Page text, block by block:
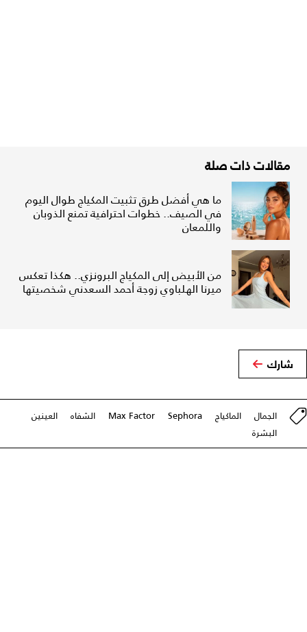
مقالات ذات صلة
ما هي أفضل طرق تثبيت المكياج طوال اليوم
في الصيف.. خطوات احترافية تمنع الذوبان
واللمعان
من الأبيض إلى المكياج البرونزي.. هكذا تعكس
ميرنا الهلباوي زوجة أحمد السعدني شخصيتها
شارك
الجمال الماكياج Sephora
Max Factor الشفاه
العينين
البشرة